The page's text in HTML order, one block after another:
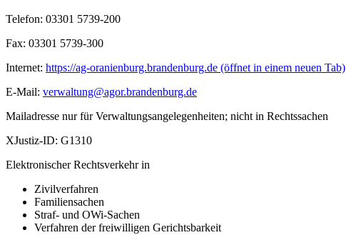
Telefon: 03301 5739-200
Fax: 03301 5739-300
Internet: https://ag-oranienburg.brandenburg.de (öffnet in einem neuen Tab)
E-Mail: verwaltung@agor.brandenburg.de
Mailadresse nur für Verwaltungsangelegenheiten; nicht in Rechtssachen
XJustiz-ID: G1310
Elektronischer Rechtsverkehr in
Zivilverfahren
Familiensachen
Straf- und OWi-Sachen
Verfahren der freiwilligen Gerichtsbarkeit